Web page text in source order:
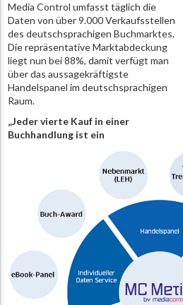
Media Control umfasst täglich die
Daten von über 9.000 Verkaufsstellen
des deutschsprachigen Buchmarktes.
Die repräsentative Marktabdeckung
liegt nun bei 88%, damit verfügt man
über das aussagekräftigste
Handelspanel im deutschsprachigen
Raum.
„Jeder vierte Kauf in einer
Buchhandlung ist ein